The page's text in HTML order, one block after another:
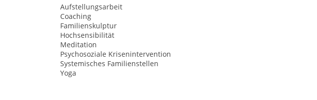
Aufstellungsarbeit
Coaching
Familienskulptur
Hochsensibilität
Meditation
Psychosoziale Krisenintervention
Systemisches Familienstellen
Yoga